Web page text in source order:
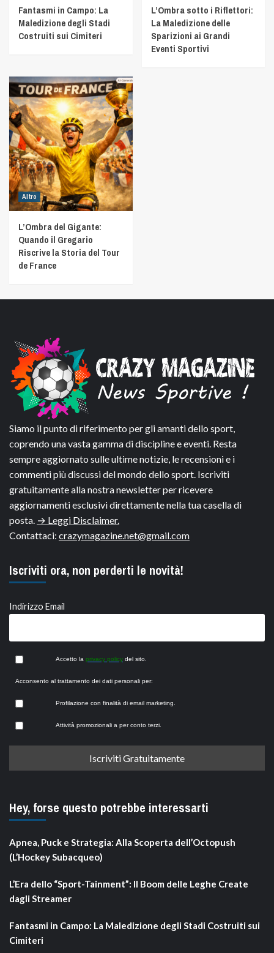
Fantasmi in Campo: La
Maledizione degli Stadi
Costruiti sui Cimiteri
L’Ombra sotto i Riflettori:
La Maledizione delle
Sparizioni ai Grandi
Eventi Sportivi
Altro
L’Ombra del Gigante:
Quando il Gregario
Riscrive la Storia del Tour
de France
Siamo il punto di riferimento per gli amanti dello sport,
coprendo una vasta gamma di discipline e eventi. Resta
sempre aggiornato sulle ultime notizie, le recensioni e i
commenti più discussi del mondo dello sport. Iscriviti
gratuitamente alla nostra newsletter per ricevere
aggiornamenti esclusivi direttamente nella tua casella di
posta. → Leggi Disclaimer.
Contattaci: crazymagazine.net@gmail.com
Iscriviti ora, non perderti le novità!
Indirizzo Email
Accetto la privacy policy del sito.
Acconsento al trattamento dei dati personali per:
Profilazione con finalità di email marketing.
Attività promozionali a per conto terzi.
Hey, forse questo potrebbe interessarti
Apnea, Puck e Strategia: Alla Scoperta dell’Octopush
(L’Hockey Subacqueo)
L’Era dello “Sport-Tainment”: Il Boom delle Leghe Create
dagli Streamer
Fantasmi in Campo: La Maledizione degli Stadi Costruiti sui
Cimiteri